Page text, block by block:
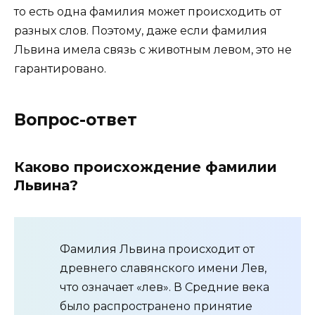
то есть одна фамилия может происходить от
разных слов. Поэтому, даже если фамилия
Львина имела связь с животным левом, это не
гарантировано.
Вопрос-ответ
Каково происхождение фамилии
Львина?
Фамилия Львина происходит от
древнего славянского имени Лев,
что означает «лев». В Средние века
было распространено принятие